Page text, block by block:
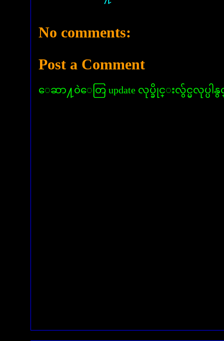
No comments:
Post a Comment
ေဆာ႔၀ဲေတြ update လုပ္ခိုင္းလွ်င္မလုပ္ပါနွ